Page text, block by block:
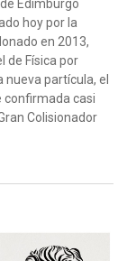
Edimburgo
hoy por la
en 2013,
de Física por
nueva partícula, el
confirmada casi
Colisionador